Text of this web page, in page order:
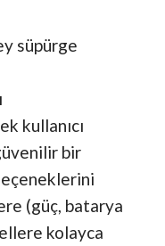
süpürge
kullanıcı
bir
(güç, batarya
kolayca